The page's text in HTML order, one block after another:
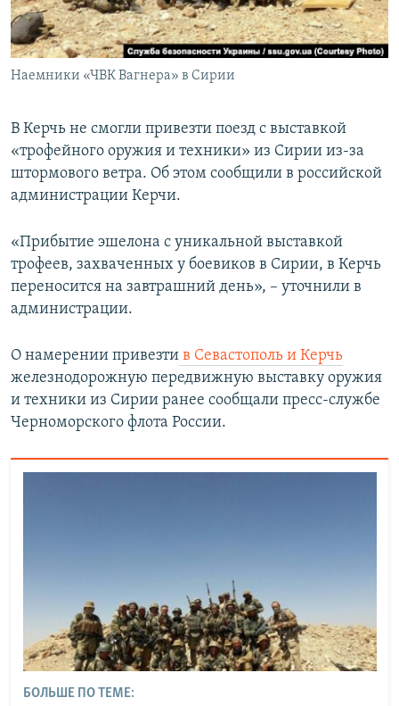
ПОБЕДИТЕЛЕЙ НЕ СУДЯТ?
КРЫМ.НЕПОКОРЕННЫЙ
ELIFBE
ПРИСОЕДИНЯЙТЕСЬ!
Все сайты RFE/RL
Наемники «ЧВК Вагнера» в Сирии
В Керчь не смогли привезти поезд с выставкой
«трофейного оружия и техники» из Сирии из-за
штормового ветра. Об этом сообщили в российской
администрации Керчи.
«Прибытие эшелона с уникальной выставкой
трофеев, захваченных у боевиков в Сирии, в Керчь
переносится на завтрашний день», – уточнили в
администрации.
О намерении привезти в Севастополь и Керчь
железнодорожную передвижную выставку оружия
и техники из Сирии ранее сообщали пресс-службе
Черноморского флота России.
БОЛЬШЕ ПО ТЕМЕ: